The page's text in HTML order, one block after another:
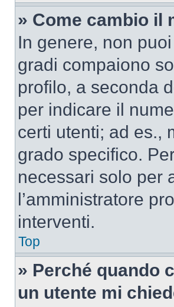
» Come cambio il
In genere, non
gradi compaiono
profilo, a seconda
per indicare il
certi utenti; ad es.,
grado specifico.
necessari solo per
l’amministratore
interventi.
Top
» Perché quando
un utente mi